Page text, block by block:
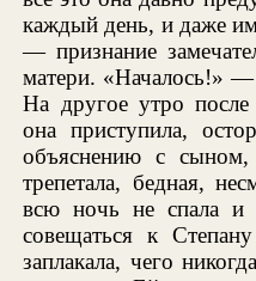
каждый день, и даже
— признание
матери. «Началось!» —
На другое утро
она приступила,
объяснению с
трепетала, бедная,
всю ночь не спала и
совещаться к
заплакала, чего